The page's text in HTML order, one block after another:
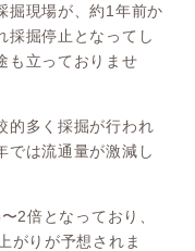
掘現場が、約1年前か
採掘停止となってし
も立っておりませ
的多く採掘が行われ
では流通量が激減し
2倍となっており、
がりが予想されま